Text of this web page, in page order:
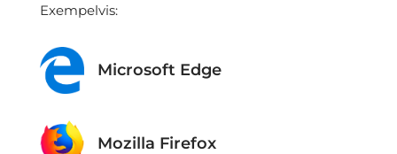
Exempelvis:
Microsoft Edge
Mozilla Firefox